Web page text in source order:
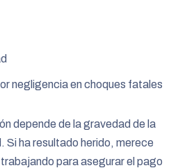
negligencia en choques fatales
depende de la gravedad de la
Si ha resultado herido, merece
para asegurar el pago